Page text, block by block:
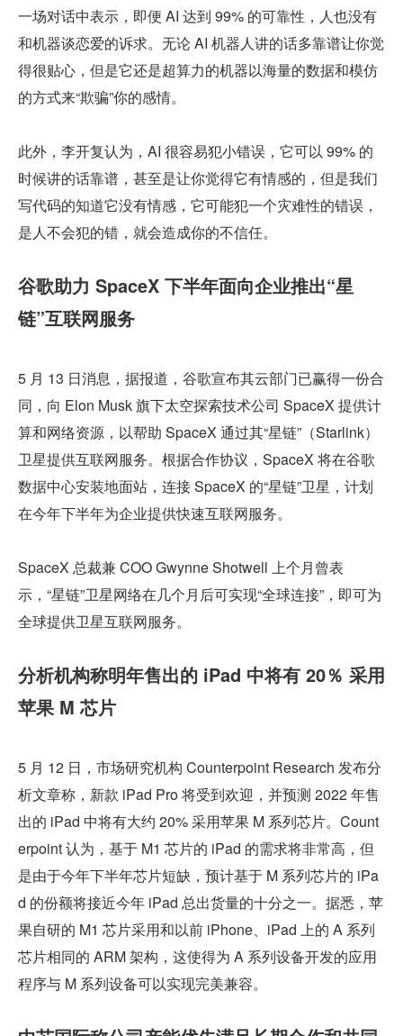
一场对话中表示，即便 AI 达到 99% 的可靠性，人也没有
和机器谈恋爱的诉求。无论 AI 机器人讲的话多靠谱让你觉
得很贴心，但是它还是超算力的机器以海量的数据和模仿
的方式来“欺骗”你的感情。
此外，李开复认为，AI 很容易犯小错误，它可以 99% 的
时候讲的话靠谱，甚至是让你觉得它有情感的，但是我们
写代码的知道它没有情感，它可能犯一个灾难性的错误，
是人不会犯的错，就会造成你的不信任。
谷歌助力 SpaceX 下半年面向企业推出“星
链”互联网服务
5 月 13 日消息，据报道，谷歌宣布其云部门已赢得一份合
同，向 Elon Musk 旗下太空探索技术公司 SpaceX 提供计
算和网络资源，以帮助 SpaceX 通过其“星链”（Starlink）
卫星提供互联网服务。根据合作协议，SpaceX 将在谷歌
数据中心安装地面站，连接 SpaceX 的“星链”卫星，计划
在今年下半年为企业提供快速互联网服务。
SpaceX 总裁兼 COO Gwynne Shotwell 上个月曾表
示，“星链”卫星网络在几个月后可实现“全球连接”，即可为
全球提供卫星互联网服务。
分析机构称明年售出的 iPad 中将有 20％ 采用
苹果 M 芯片
5 月 12 日，市场研究机构 Counterpoint Research 发布分
析文章称，新款 iPad Pro 将受到欢迎，并预测 2022 年售
出的 iPad 中将有大约 20% 采用苹果 M 系列芯片。Count
erpoint 认为，基于 M1 芯片的 iPad 的需求将非常高，但
是由于今年下半年芯片短缺，预计基于 M 系列芯片的 iPa
d 的份额将接近今年 iPad 总出货量的十分之一。据悉，苹
果自研的 M1 芯片采用和以前 iPhone、iPad 上的 A 系列
芯片相同的 ARM 架构，这使得为 A 系列设备开发的应用
程序与 M 系列设备可以实现完美兼容。